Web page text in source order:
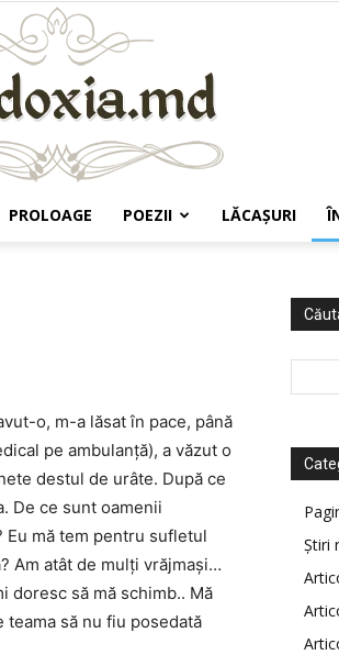
PROLOAGE POEZII LĂCAŞURI
o, m-a lăsat în pace, până
pe ambulanță), a văzut o
destul de urâte. După ce
De ce sunt oamenii
mă tem pentru sufletul
Am atât de mulți vrăjmași…
doresc să mă schimb.. Mă
să nu fiu posedată
Știri